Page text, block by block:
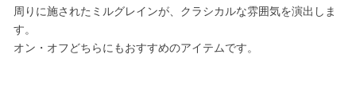
周りに施されたミルグレインが、クラシカルな雰囲気を演出しま
す。
オン・オフどちらにもおすすめのアイテムです。